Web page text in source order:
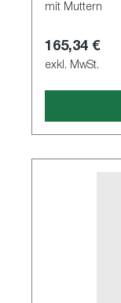
mit Muttern
165,34 €
exkl. MwSt.